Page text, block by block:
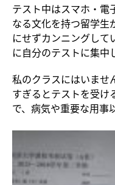
テスト中はスマホ・電
なる文化を持つ留学生
にせずカンニングして
に自分のテストに集中
私のクラスにはいませ
すぎるとテストを受け
で、病気や重要な用事